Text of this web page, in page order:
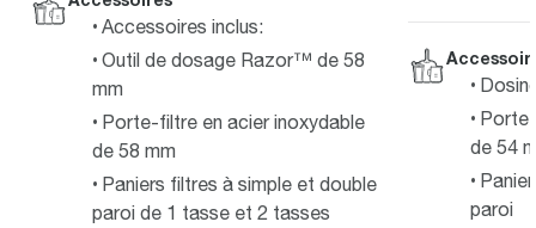
Accessoires inclus:
Outil de dosage Razor™ de 58
mm
Porte-filtre en acier inoxydable
de 58 mm
Paniers filtres à simple et double
paroi de 1 tasse et 2 tasses
de 54
paroi